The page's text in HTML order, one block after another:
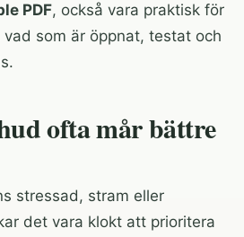
PDF, också vara praktisk för
som är öppnat, testat och
ofta mår bättre
stressad, stram eller
det vara klokt att prioritera